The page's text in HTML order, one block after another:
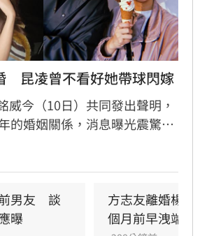
　昆凌曾不看好她帶球閃嫁
威今（10日）共同發出聲明，
的婚姻關係，消息曝光震驚娛
年奉子成婚，作為證婚人的閨
友的幸福暗自操心。面對外界
方聲明中未詳談細節，僅強調
男友　談
曝
方志友離婚楊
個月前早洩端倪